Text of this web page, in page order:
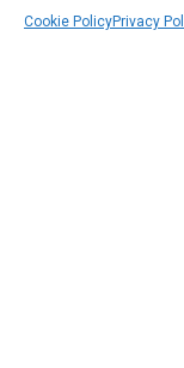
Cookie PolicyPrivacy